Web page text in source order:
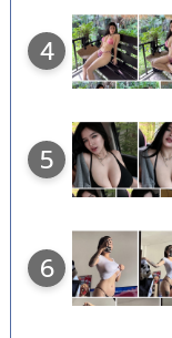
4
5
6